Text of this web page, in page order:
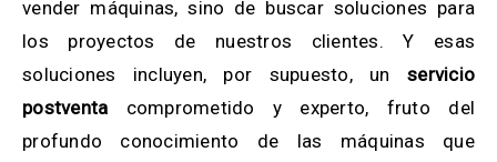
vender máquinas, sino de buscar soluciones para
los proyectos de nuestros clientes. Y esas
soluciones incluyen, por supuesto, un servicio
postventa comprometido y experto, fruto del
profundo conocimiento de las máquinas que